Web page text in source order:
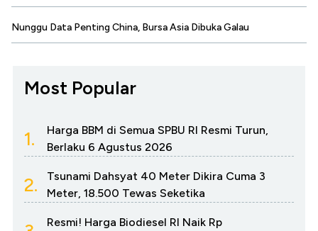
Nunggu Data Penting China, Bursa Asia Dibuka Galau
Most Popular
1.
Harga BBM di Semua SPBU RI Resmi Turun,
Berlaku 6 Agustus 2026
2.
Tsunami Dahsyat 40 Meter Dikira Cuma 3
Meter, 18.500 Tewas Seketika
Resmi! Harga Biodiesel RI Naik Rp